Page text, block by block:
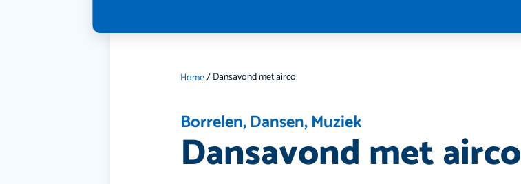
Home/Dansavond met airco
Borrelen,Dansen,Muziek
Dansavond met airco